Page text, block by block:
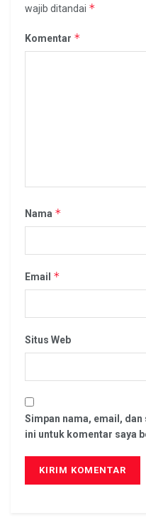
wajib ditandai *
Komentar *
Nama *
Email *
Situs Web
Simpan nama, email,
ini untuk komentar saya